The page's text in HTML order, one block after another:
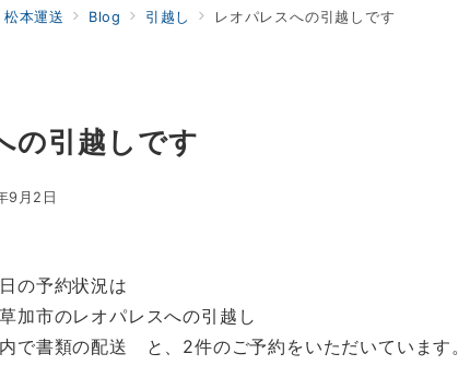
本運送 Blog 引越し レオパレスへの引越しです
の引越しです
9月2日
の予約状況は
加市のレオパレスへの引越し
で書類の配送 と、2件のご予約をいただいています。